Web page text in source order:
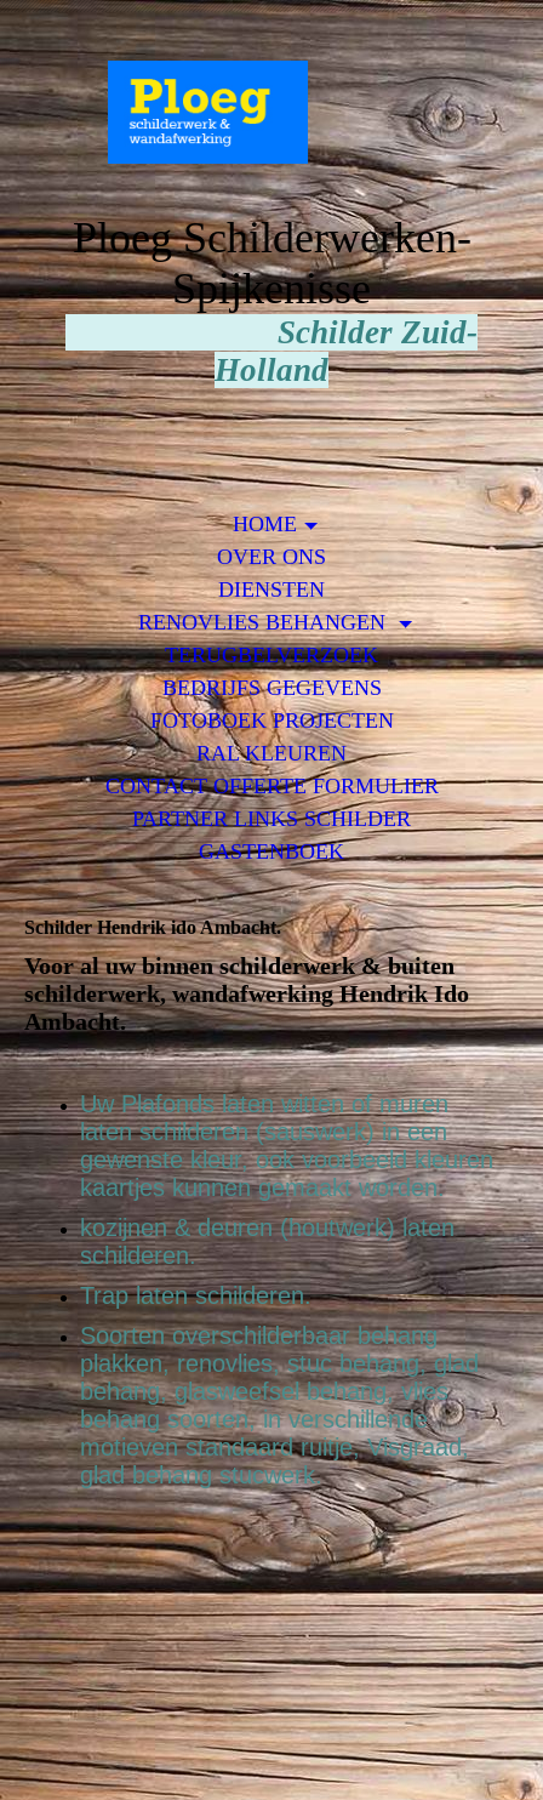
Ploeg Schilderwerken-
Spijkenisse
Schilder Zuid-
Holland
HOME
OVER ONS
DIENSTEN
RENOVLIES BEHANGEN
TERUGBELVERZOEK
BEDRIJFS GEGEVENS
FOTOBOEK PROJECTEN
RAL KLEUREN
CONTACT OFFERTE FORMULIER
PARTNER LINKS SCHILDER
GASTENBOEK
Schilder Hendrik ido Ambacht.
Voor al uw binnen schilderwerk & buiten
schilderwerk, wandafwerking Hendrik Ido
Ambacht.
Uw Plafonds laten witten of muren
laten schilderen (sauswerk) in een
gewenste kleur, ook voorbeeld kleuren
kaartjes kunnen gemaakt worden.
kozijnen & deuren (houtwerk) laten
schilderen.
Trap laten schilderen.
Soorten overschilderbaar behang
plakken, renovlies, stuc behang, glad
behang, glasweefsel behang, vlies
behang soorten, in verschillende
motieven standaard ruitje, Visgraad,
glad behang stucwerk.